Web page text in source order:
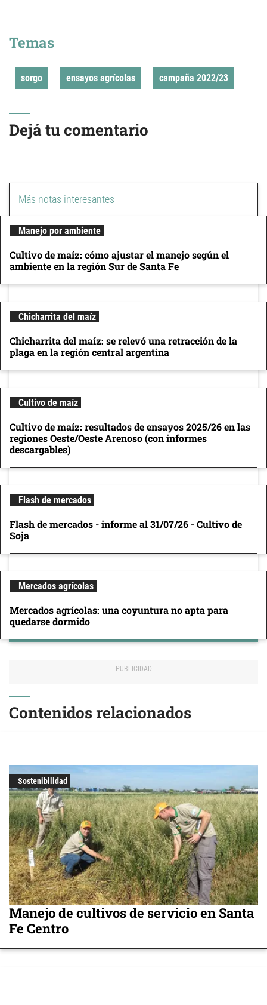
Temas
sorgo ensayos agrícolas campaña 2022/23
Dejá tu comentario
Más notas interesantes
Manejo por ambiente
Cultivo de maíz: cómo ajustar el manejo según el
ambiente en la región Sur de Santa Fe
Chicharrita del maíz
Chicharrita del maíz: se relevó una retracción de la
plaga en la región central argentina
Cultivo de maíz
Cultivo de maíz: resultados de ensayos 2025/26 en las
regiones Oeste/Oeste Arenoso (con informes
descargables)
Flash de mercados
Flash de mercados - informe al 31/07/26 - Cultivo de
Soja
Mercados agrícolas
Mercados agrícolas: una coyuntura no apta para
quedarse dormido
Contenidos relacionados
Sostenibilidad
Manejo de cultivos de servicio en Santa
Fe Centro